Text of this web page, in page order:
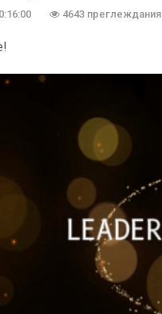
4643 преглеждания